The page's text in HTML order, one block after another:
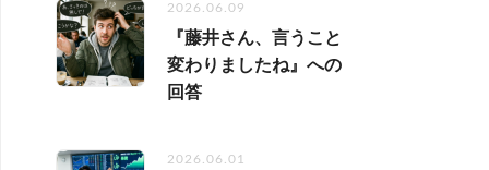
2026.06.09
『藤井さん、言うこと
変わりましたね』への
回答
2026.06.01